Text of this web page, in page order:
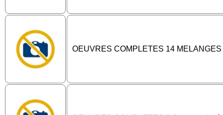
OEUVRES COMPLETES 14 MELANGES